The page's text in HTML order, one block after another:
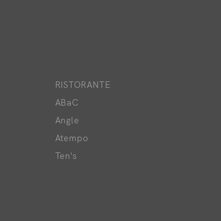
RISTORANTE
ABaC
Angle
Atempo
Ten's